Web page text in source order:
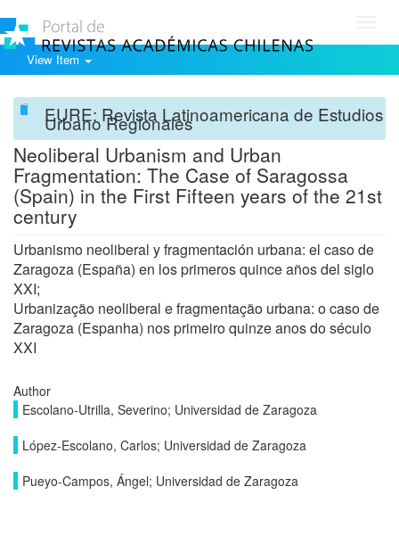
View Item
EURE: Revista Latinoamericana de Estudios
Urbano Regionales
Neoliberal Urbanism and Urban
Fragmentation: The Case of Saragossa
(Spain) in the First Fifteen years of the 21st
century
Urbanismo neoliberal y fragmentación urbana: el caso de
Zaragoza (España) en los primeros quince años del siglo
XXI;
Urbanização neoliberal e fragmentação urbana: o caso de
Zaragoza (Espanha) nos primeiro quinze anos do século
XXI
Author
Escolano-Utrilla, Severino; Universidad de Zaragoza
López-Escolano, Carlos; Universidad de Zaragoza
Pueyo-Campos, Ángel; Universidad de Zaragoza